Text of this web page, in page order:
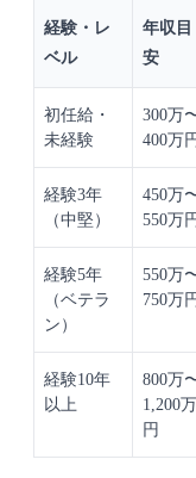
経験・レ
ベル
年収目
安
初任給・
未経験
300万
400万
経験3年
（中堅）
450万
550万
経験5年
（ベテラ
ン）
550万
750万
経験10年
以上
800万
1,200万
円